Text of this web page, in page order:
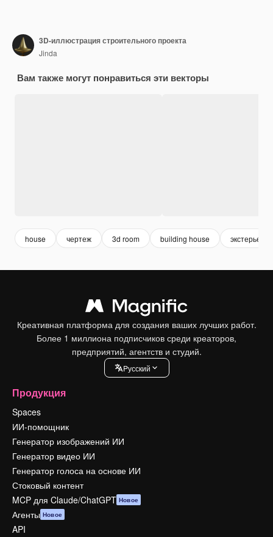
3D-иллюстрация строительного проекта
Jinda
Вам также могут понравиться эти векторы
house чертеж 3d room building house экстерьер
Креативная платформа для создания ваших лучших работ.
Более 1 миллиона подписчиков среди креаторов,
предприятий, агентств и студий.
Pусский
Продукция
Spaces
ИИ-помощник
Генератор изображений ИИ
Генератор видео ИИ
Генератор голоса на основе ИИ
Стоковый контент
MCP для Claude/ChatGPT Новое
Агенты Новое
API